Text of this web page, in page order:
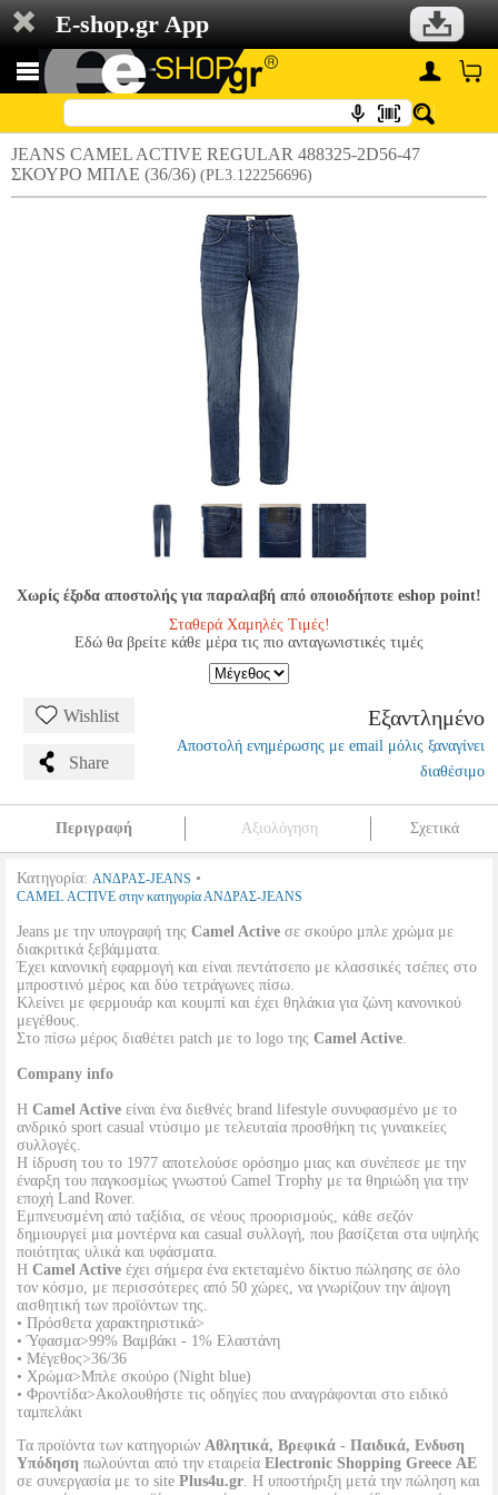
E-shop.gr App
JEANS CAMEL ACTIVE REGULAR 488325-2D56-47
ΣΚΟΥΡΟ ΜΠΛΕ (36/36) (PL3.122256696)
Χωρίς έξοδα αποστολής για παραλαβή από οποιοδήποτε eshop point!
Σταθερά Χαμηλές Τιμές!
Εδώ θα βρείτε κάθε μέρα τις πιο ανταγωνιστικές τιμές
Wishlist
Share
Εξαντλημένο
Αποστολή ενημέρωσης με email μόλις ξαναγίνει
διαθέσιμο
Περιγραφή Αξιολόγηση Σχετικά
Κατηγορία: ΑΝΔΡΑΣ-JEANS •
CAMEL ACTIVE στην κατηγορία ΑΝΔΡΑΣ-JEANS
Jeans με την υπογραφή της Camel Active σε σκούρο μπλε χρώμα με
διακριτικά ξεβάμματα.
Έχει κανονική εφαρμογή και είναι πεντάτσεπο με κλασσικές τσέπες στο
μπροστινό μέρος και δύο τετράγωνες πίσω.
Κλείνει με φερμουάρ και κουμπί και έχει θηλάκια για ζώνη κανονικού
μεγέθους.
Στο πίσω μέρος διαθέτει patch με το logo της Camel Active.
Company info
Η Camel Active είναι ένα διεθνές brand lifestyle συνυφασμένο με το
ανδρικό sport casual ντύσιμο με τελευταία προσθήκη τις γυναικείες
συλλογές.
Η ίδρυση του το 1977 αποτελούσε ορόσημο μιας και συνέπεσε με την
έναρξη του παγκοσμίως γνωστού Camel Trophy με τα θηριώδη για την
εποχή Land Rover.
Εμπνευσμένη από ταξίδια, σε νέους προορισμούς, κάθε σεζόν
δημιουργεί μια μοντέρνα και casual συλλογή, που βασίζεται στα υψηλής
ποιότητας υλικά και υφάσματα.
Η Camel Active έχει σήμερα ένα εκτεταμένο δίκτυο πώλησης σε όλο
τον κόσμο, με περισσότερες από 50 χώρες, να γνωρίζουν την άψογη
αισθητική των προϊόντων της.
• Πρόσθετα χαρακτηριστικά>
• Ύφασμα>99% Βαμβάκι - 1% Ελαστάνη
• Μέγεθος>36/36
• Χρώμα>Μπλε σκούρο (Night blue)
• Φροντίδα>Ακολουθήστε τις οδηγίες που αναγράφονται στο ειδικό
ταμπελάκι
Τα προϊόντα των κατηγοριών Αθλητικά, Βρεφικά - Παιδικά, Ενδυση
Υπόδηση πωλούνται από την εταιρεία Electronic Shopping Greece ΑΕ
σε συνεργασία με το site Plus4u.gr. Η υποστήριξη μετά την πώληση και